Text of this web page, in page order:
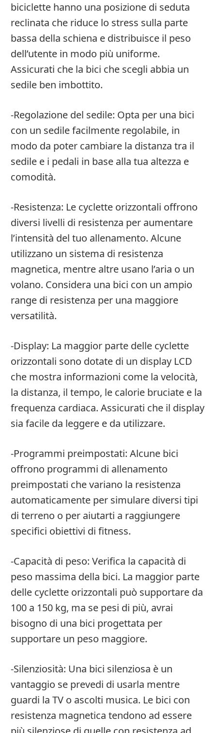
biciclette hanno una posizione di seduta
reclinata che riduce lo stress sulla parte
bassa della schiena e distribuisce il peso
dell’utente in modo più uniforme.
Assicurati che la bici che scegli abbia un
sedile ben imbottito.
-Regolazione del sedile: Opta per una bici
con un sedile facilmente regolabile, in
modo da poter cambiare la distanza tra il
sedile e i pedali in base alla tua altezza e
comodità.
-Resistenza: Le cyclette orizzontali offrono
diversi livelli di resistenza per aumentare
l’intensità del tuo allenamento. Alcune
utilizzano un sistema di resistenza
magnetica, mentre altre usano l’aria o un
volano. Considera una bici con un ampio
range di resistenza per una maggiore
versatilità.
-Display: La maggior parte delle cyclette
orizzontali sono dotate di un display LCD
che mostra informazioni come la velocità,
la distanza, il tempo, le calorie bruciate e la
frequenza cardiaca. Assicurati che il display
sia facile da leggere e da utilizzare.
-Programmi preimpostati: Alcune bici
offrono programmi di allenamento
preimpostati che variano la resistenza
automaticamente per simulare diversi tipi
di terreno o per aiutarti a raggiungere
specifici obiettivi di fitness.
-Capacità di peso: Verifica la capacità di
peso massima della bici. La maggior parte
delle cyclette orizzontali può supportare da
100 a 150 kg, ma se pesi di più, avrai
bisogno di una bici progettata per
supportare un peso maggiore.
-Silenziosità: Una bici silenziosa è un
vantaggio se prevedi di usarla mentre
guardi la TV o ascolti musica. Le bici con
resistenza magnetica tendono ad essere